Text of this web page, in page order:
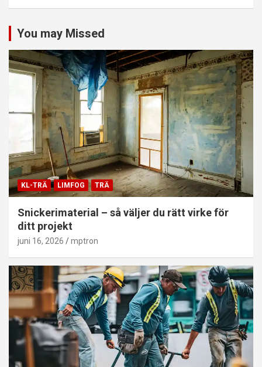
You may Missed
KL-TRÄ LIMFOG TRÄ
Snickerimaterial – så väljer du rätt virke för
ditt projekt
juni 16, 2026 mptron